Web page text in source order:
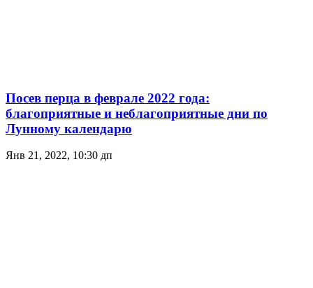
Посев перца в феврале 2022 года:
благоприятные и неблагоприятные дни по
Лунному календарю
Янв 21, 2022, 10:30 дп